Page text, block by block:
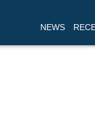
NEWS